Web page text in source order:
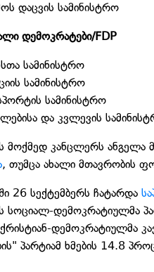
დაცვის სამინისტრო
დემოკრატები/FDP
სამინისტრო
სამინისტრო
სამინისტრო
და კვლევის
მოქმედ კანცლერს
, თუმცა ახალი მთავრობის
26 სექტემბერს ჩატარდა
სოციალ-დემოკრატიულმა
დემოკრატიულმა
პარტიამ ხმების 14.8